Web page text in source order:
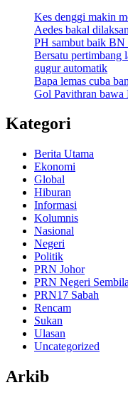
Kes denggi makin
Aedes bakal
PH sambut baik
Bersatu pertimbang
gugur automatik
Bapa lemas cuba
Gol Pavithran bawa
Kategori
Berita Utama
Ekonomi
Global
Hiburan
Informasi
Kolumnis
Nasional
Negeri
Politik
PRN Johor
PRN Negeri
PRN17 Sabah
Rencam
Sukan
Ulasan
Uncategorized
Arkib